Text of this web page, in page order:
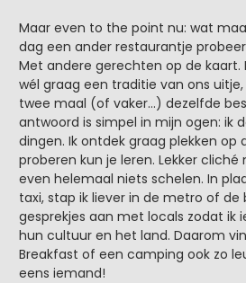
Maar even to the point nu: wat
dag een ander restaurantje
Met andere gerechten op de kaart.
wél graag een traditie van ons
twee maal (of vaker…) dezelfde
antwoord is simpel in mijn ogen: ik
dingen. Ik ontdek graag plekken op
proberen kun je leren. Lekker
even helemaal niets schelen. In
taxi, stap ik liever in de metro of de
gesprekjes aan met locals zodat ik
hun cultuur en het land. Daarom
Breakfast of een camping ook zo
eens iemand!